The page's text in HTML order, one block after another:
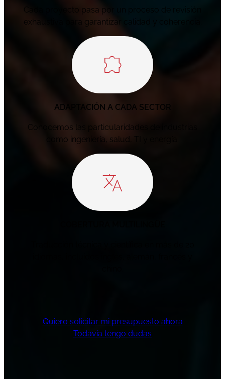
Cada proyecto pasa por un proceso de revisión
exhaustiva para garantizar calidad y coherencia.
ADAPTACIÓN A CADA SECTOR
Conocemos las particularidades de industrias
como ingeniería, salud, TI y energía.
Quiero solicitar mi presupuesto ahora
Todavía tengo dudas